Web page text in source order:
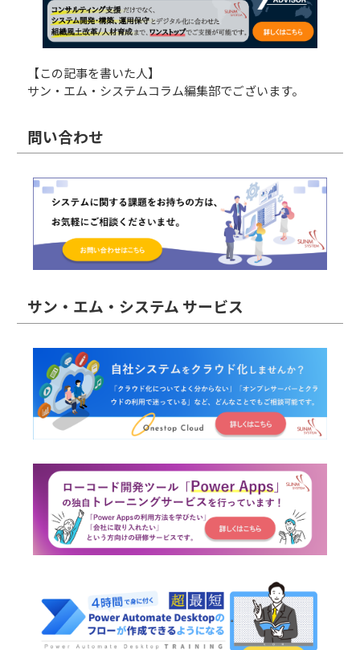
【この記事を書いた人】
サン・エム・システムコラム編集部でございます。
問い合わせ
サン・エム・システム サービス